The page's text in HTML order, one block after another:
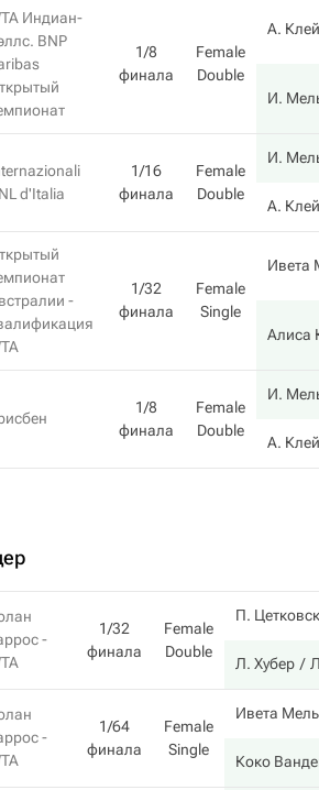
Индиан-
BNP
1/8
финала
Female
Double
А.
И.
d'Italia
1/16
финала
Female
Double
И.
А.
-
1/32
финала
Female
Single
Ивета
Алиса
1/8
финала
Female
Double
И.
А.
-
1/32
финала
Female
Double
П.
Л. Хубер
-
1/64
финала
Female
Single
Ивета
Коко